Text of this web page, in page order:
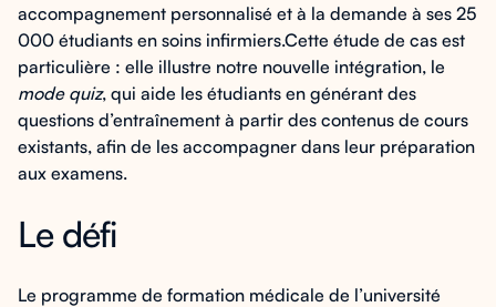
accompagnement personnalisé et à la demande à ses 25
000 étudiants en soins infirmiers.Cette étude de cas est
particulière : elle illustre notre nouvelle intégration, le
mode quiz, qui aide les étudiants en générant des
questions d’entraînement à partir des contenus de cours
existants, afin de les accompagner dans leur préparation
aux examens.
Le défi
Le programme de formation médicale de l’université